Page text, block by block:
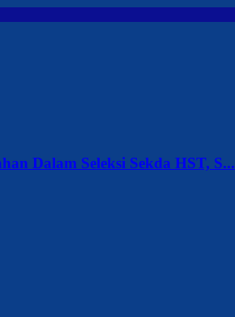
Dalam Seleksi Sekda HST, S...